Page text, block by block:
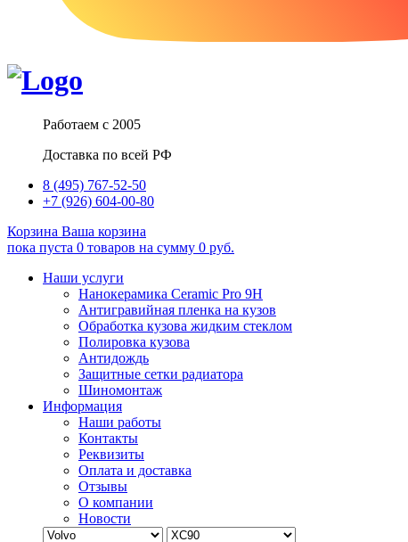
Работаем с 2005
Доставка по всей РФ
8 (495) 767-52-50
+7 (926) 604-00-80
Корзина Ваша корзина
пока пуста 0 товаров на сумму 0 руб.
Наши услуги
Нанокерамика Ceramic Pro 9H
Антигравийная пленка на кузов
Обработка кузова жидким стеклом
Полировка кузова
Антидождь
Защитные сетки радиатора
Шиномонтаж
Информация
Наши работы
Контакты
Реквизиты
Оплата и доставка
Отзывы
О компании
Новости